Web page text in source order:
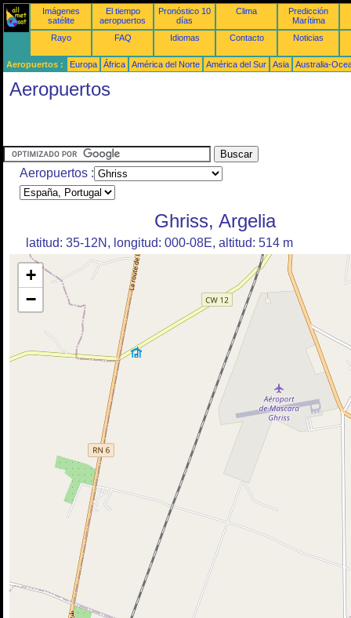
Imágenes
satélite
El tiempo
aeropuertos
Pronóstico 10
días
Clima
Predicción
Marítima
Rayo
FAQ Idiomas Contacto Noticias
Aeropuertos : Europa África América del Norte América del Sur Asia Australia-
Aeropuertos
Aeropuertos :
Ghriss, Argelia
latitud: 35-12N, longitud: 000-08E, altitud: 514 m
+
−